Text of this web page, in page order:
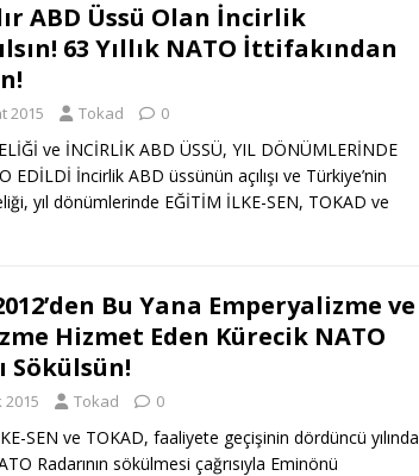
ABD Üssü Olan İncirlik
63 Yıllık NATO İttifakından
2015 Tokad 0
ve İNCİRLİK ABD ÜSSÜ, YIL DÖNÜMLERİNDE
EDİLDİ İncirlik ABD üssünün açılışı ve Türkiye’nin
yıl dönümlerinde EĞİTİM İLKE-SEN, TOKAD ve
Bu Yana Emperyalizme ve
Hizmet Eden Kürecik NATO
Sökülsün!
2015 Tokad 0
SEN ve TOKAD, faaliyete geçişinin dördüncü yılında
Radarının sökülmesi çağrısıyla Eminönü